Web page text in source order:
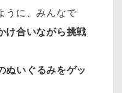
うに、みんなで
け合いながら挑戦
ぬいぐるみをゲッ